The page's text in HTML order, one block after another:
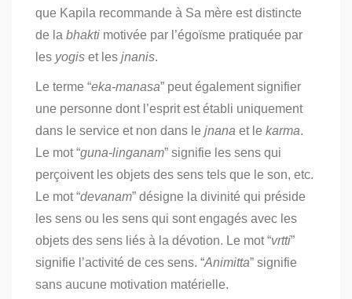
que Kapila recommande à Sa mère est distincte
de la bhakti motivée par l’égoïsme pratiquée par
les yogis et les jnanis.
Le terme “eka-manasa” peut également signifier
une personne dont l’esprit est établi uniquement
dans le service et non dans le jnana et le karma.
Le mot “guna-linganam” signifie les sens qui
perçoivent les objets des sens tels que le son, etc.
Le mot “devanam” désigne la divinité qui préside
les sens ou les sens qui sont engagés avec les
objets des sens liés à la dévotion. Le mot “vrtti”
signifie l’activité de ces sens. “Animitta” signifie
sans aucune motivation matérielle.